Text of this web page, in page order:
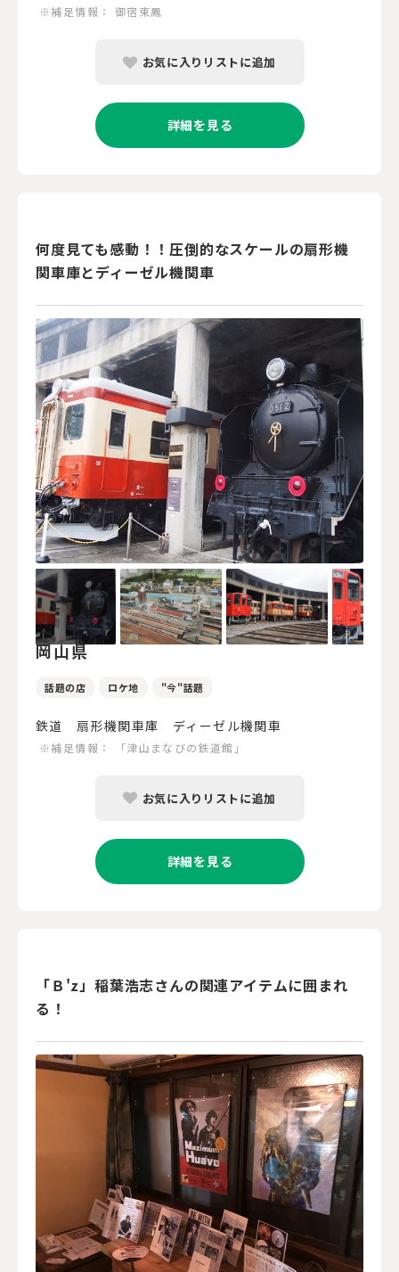
※補足情報： 御宿東鳳
お気に入りリストに追加
詳細を見る
何度見ても感動！！圧倒的なスケールの扇形機
関車庫とディーゼル機関車
岡山県
話題の店 ロケ地 "今"話題
鉄道 扇形機関車庫 ディーゼル機関車
※補足情報： 「津山まなびの鉄道館」
お気に入りリストに追加
詳細を見る
「Ｂ'z」稲葉浩志さんの関連アイテムに囲まれ
る！